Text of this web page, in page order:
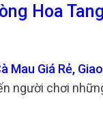
Hoa
Mau Giá Rẻ,
người chơi